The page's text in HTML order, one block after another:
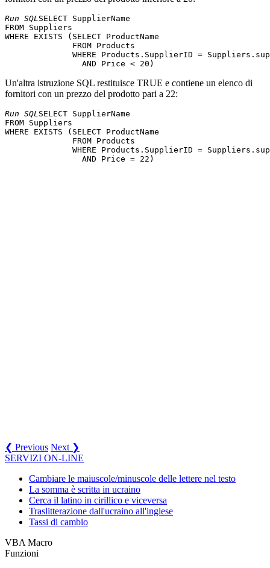
Run SQLSELECT SupplierName
FROM Suppliers
WHERE EXISTS (SELECT ProductName
              FROM Products
WHERE Products.SupplierID =
Un'altra istruzione SQL restituisce TRUE e contiene un elenco di
fornitori con un prezzo del prodotto pari a 22:
Run SQLSELECT SupplierName
FROM Suppliers
WHERE EXISTS (SELECT ProductName
              FROM Products
WHERE Products.SupplierID =
❮ Previous Next ❯
SERVIZI ON-LINE
Cambiare le maiuscole/minuscole delle lettere nel testo
La somma è scritta in ucraino
Cerca il latino in cirillico e viceversa
Traslitterazione dall'ucraino all'inglese
Tassi di cambio
VBA Macro
Funzioni